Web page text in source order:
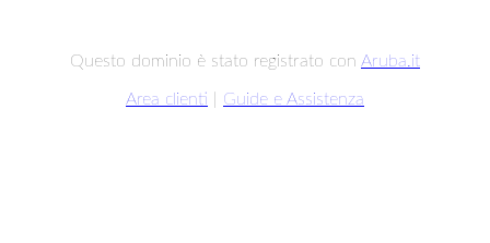
Questo dominio è stato registrato con Aruba.it
Area clienti Guide e Assistenza